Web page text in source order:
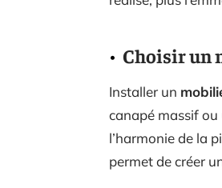
Choisir un
Installer un
canapé massif
l’harmonie de la
permet de créer